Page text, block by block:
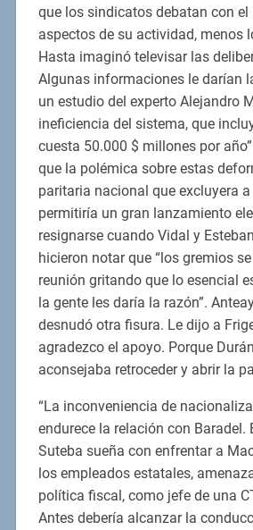
que los sindicatos debatan con
aspectos de su actividad, menos
Hasta imaginó televisar las
Algunas informaciones le darían
un estudio del experto Alejandro
ineficiencia del sistema, que
cuesta 50.000 $ millones por
que la polémica sobre estas
paritaria nacional que excluyera
permitiría un gran lanzamiento
resignarse cuando Vidal y
hicieron notar que “los gremios
reunión gritando que lo esencial
la gente les daría la razón”.
desnudó otra fisura. Le dijo a
agradezco el apoyo. Porque
aconsejaba retroceder y abrir la
“La inconveniencia de
endurece la relación con Baradel.
Suteba sueña con enfrentar a
los empleados estatales,
política fiscal, como jefe de una
Antes debería alcanzar la